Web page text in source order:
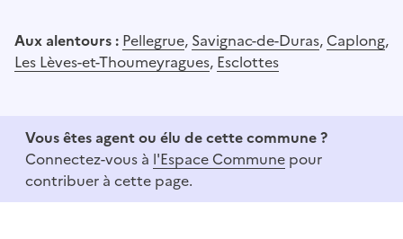
Aux alentours : Pellegrue, Savignac-de-Duras, Caplong,
Les Lèves-et-Thoumeyragues, Esclottes
Vous êtes agent ou élu de cette commune ?
Connectez-vous à l'Espace Commune pour
contribuer à cette page.